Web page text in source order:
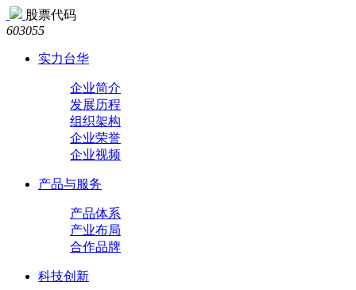
股票代码
603055
实力台华
企业简介
发展历程
组织架构
企业荣誉
企业视频
产品与服务
产品体系
产业布局
合作品牌
科技创新